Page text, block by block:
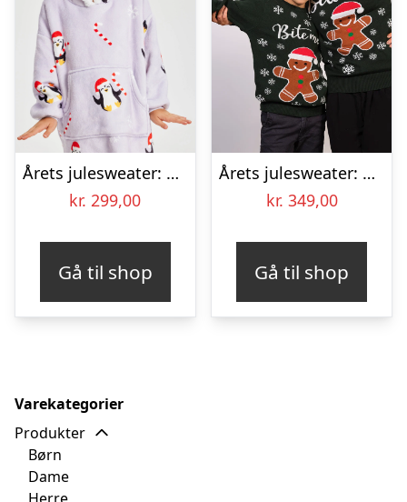
Årets julesweater: Penguin Dreamhoodie – Børn. Ugly Christmas Sweater lavet i Danmark
kr. 299,00
Gå til shop
Årets julesweater: Bite Me – Børn. Ugly Christmas Sweater lavet i Danmark
kr. 349,00
Gå til shop
Varekategorier
Produkter
Børn
Dame